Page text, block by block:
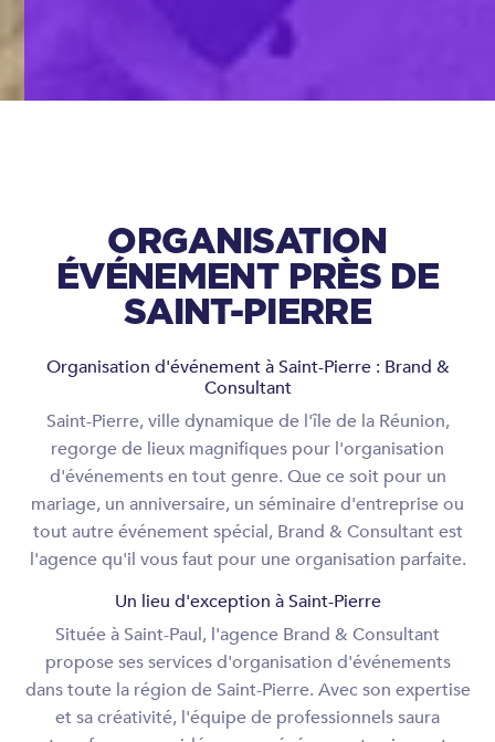
ORGANISATION
ÉVÉNEMENT PRÈS DE
SAINT-PIERRE
Organisation d'événement à Saint-Pierre : Brand &
Consultant
Saint-Pierre, ville dynamique de l'île de la Réunion,
regorge de lieux magnifiques pour l'organisation
d'événements en tout genre. Que ce soit pour un
mariage, un anniversaire, un séminaire d'entreprise ou
tout autre événement spécial, Brand & Consultant est
l'agence qu'il vous faut pour une organisation parfaite.
Un lieu d'exception à Saint-Pierre
Située à Saint-Paul, l'agence Brand & Consultant
propose ses services d'organisation d'événements
dans toute la région de Saint-Pierre. Avec son expertise
et sa créativité, l'équipe de professionnels saura